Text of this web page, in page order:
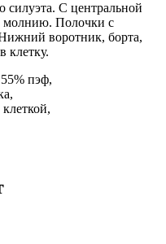
силуэта. С центральной
молнию. Полочки с
воротник, борта,
клетку.
пэф,